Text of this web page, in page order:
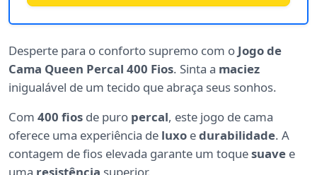
Desperte para o conforto supremo com o Jogo de
Cama Queen Percal 400 Fios. Sinta a maciez
inigualável de um tecido que abraça seus sonhos.
Com 400 fios de puro percal, este jogo de cama
oferece uma experiência de luxo edurabilidade. A
contagem de fios elevada garante um toquesuave e